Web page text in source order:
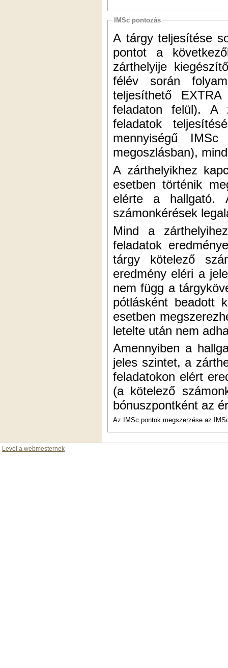
IMSc pontozás
A tárgy teljesítése
pontot a
zárthelyije
félév során
teljesíthető
feladaton felül). A
feladatok
mennyiségű
megoszlásban),
A zárthelyikhez
esetben történik
elérte a hallgató.
számonkérések
Mind a
feladatok
tárgy kötelező
eredmény eléri a
nem függ a
pótlásként beadott
esetben
letelte után nem
Amennyiben a
jeles szintet, a
feladatokon elért
(a kötelező
bónuszpontként az
Az IMSc pontok megszerzése az
Levél a webmesternek